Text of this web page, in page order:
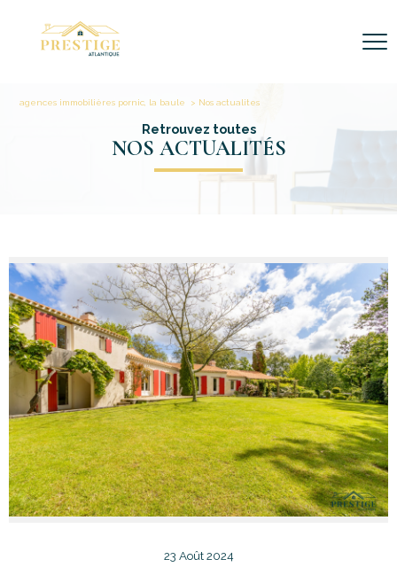
agences immobilières pornic, la baule Nos actualites
Retrouvez toutes
NOS ACTUALITÉS
23 Août 2024